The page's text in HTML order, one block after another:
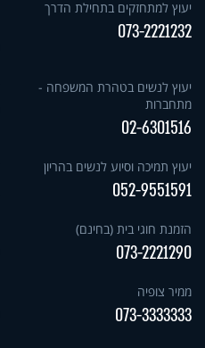
יעוץ למתחזקים בתחילת הדרך
073-2221232
יעוץ לנשים בטהרת המשפחה -
מתחברות
02-6301516
יעוץ תמיכה וסיוע לנשים בהריון
052-9551591
הזמנת חוגי בית (בחינם)
073-2221290
ממיר צופיה
073-3333333